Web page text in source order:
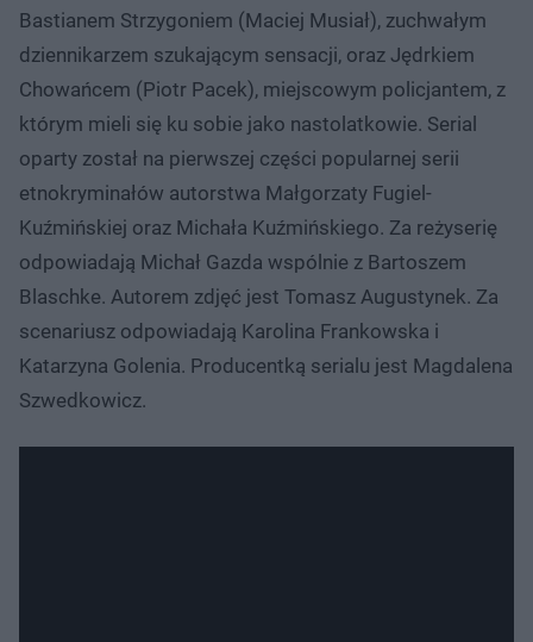
Bastianem Strzygoniem (Maciej Musiał), zuchwałym
dziennikarzem szukającym sensacji, oraz Jędrkiem
Chowańcem (Piotr Pacek), miejscowym policjantem, z
którym mieli się ku sobie jako nastolatkowie. Serial
oparty został na pierwszej części popularnej serii
etnokryminałów autorstwa Małgorzaty Fugiel-
Kuźmińskiej oraz Michała Kuźmińskiego. Za reżyserię
odpowiadają Michał Gazda wspólnie z Bartoszem
Blaschke. Autorem zdjęć jest Tomasz Augustynek. Za
scenariusz odpowiadają Karolina Frankowska i
Katarzyna Golenia. Producentką serialu jest Magdalena
Szwedkowicz.